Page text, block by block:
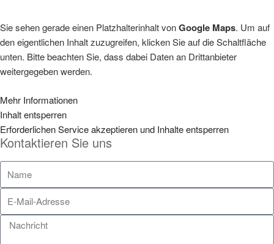
Sie sehen gerade einen Platzhalterinhalt vonGoogle Maps. Um auf
den eigentlichen Inhalt zuzugreifen, klicken Sie auf die Schaltfläche
unten. Bitte beachten Sie, dass dabei Daten an Drittanbieter
weitergegeben werden.
Mehr Informationen
Inhalt entsperren
Erforderlichen Service akzeptieren und Inhalte entsperren
Kontaktieren Sie uns